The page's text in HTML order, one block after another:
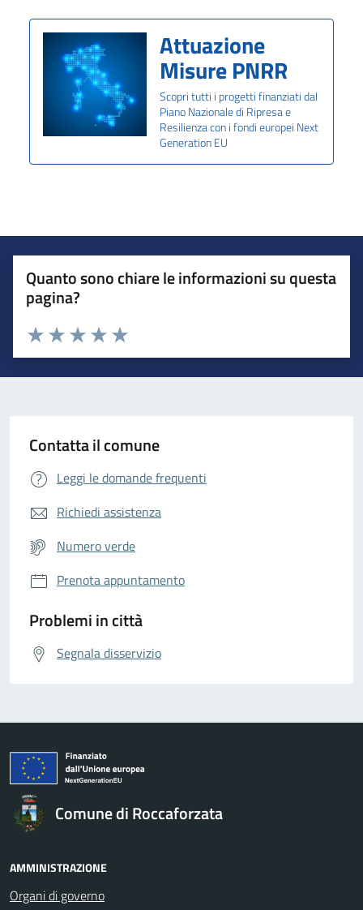
Attuazione
Misure PNRR
Scopri tutti i progetti finanziati dal
Piano Nazionale di Ripresa e
Resilienza con i fondi europei Next
Generation EU
Quanto sono chiare le informazioni su questa
pagina?
Valuta da 1 a 5 stelle la pagina
Valuta 5 stelle su 5
Valuta 4 stelle su 5
Valuta 3 stelle su 5
Valuta 2 stelle su 5
Valuta 1 stelle su 5
Contatta il comune
Leggi le domande frequenti
Richiedi assistenza
Numero verde
Prenota appuntamento
Problemi in città
Segnala disservizio
Comune di Roccaforzata
AMMINISTRAZIONE
Organi di governo